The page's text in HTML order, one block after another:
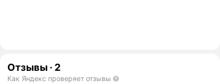
Отзывы · 2
Как Яндекс проверяет отзывы